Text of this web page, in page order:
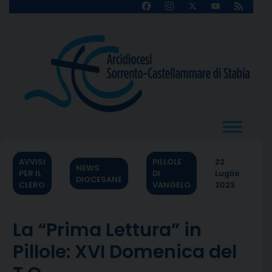
FacebookInstagram
X
YouTube
Feed
AVVISI
PER IL
CLERO
NEWS
DIOCESANE
PILLOLE
DI
VANGELO
22
Luglio
2023
La “Prima Lettura” in
Pillole: XVI Domenica del